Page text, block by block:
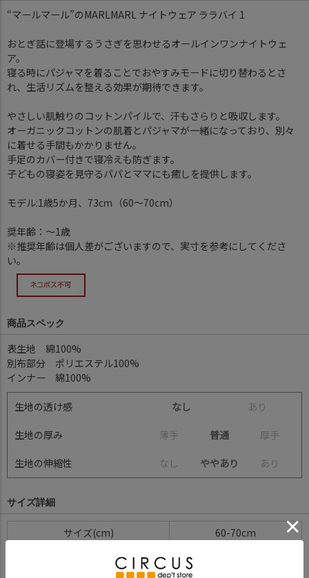
“マールマール”のMARLMARL ナイトウェア ララバイ 1
おとぎ話に登場するうさぎを思わせるオールインワンナイトウェ
ア。
寝る時にパジャマを着ることでおやすみモードに切り替わるとさ
れ、生活リズムを整える効果が期待できます。
やさしい肌触りのコットンパイルで、汗もさらりと吸収します。
オーガニックコットンの肌着とパジャマが一緒になっており、別々
に着せる手間もかかりません。
手足のカバー付きで寝冷えも防ぎます。
子どもの寝姿を見守るパパとママにも癒しを提供します。
モデル:1歳5か月、73cｍ（60～70cm）
奨年齢：～1歳
※推奨年齢は個人差がございますので、実寸を参考にしてくださ
い。
商品スペック
表生地 綿100%
別布部分 ポリエステル100%
インナー 綿100%
生地の透け感 なし あ り
生地の厚み 薄手 普通 厚手
生地の伸縮性 な し ややあり あ り
サイズ詳細
サイズ
60-70cm